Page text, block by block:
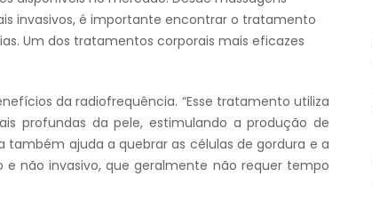
invasivos, é importante encontrar o tratamento
Um dos tratamentos corporais mais eficazes
da radiofrequência. “Esse tratamento utiliza
profundas da pele, estimulando a produção de
ajuda a quebrar as células de gordura e a
não invasivo, que geralmente não requer tempo